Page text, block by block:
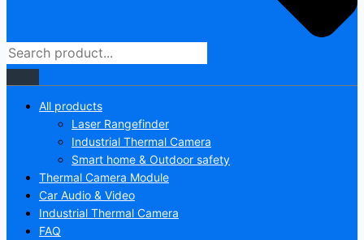
All products
Laser Rangefinder
Industrial Thermal Camera
Smart home & Outdoor safety
Thermal Camera Module
Car Audio & Video
Industrial Thermal Camera
FAQ